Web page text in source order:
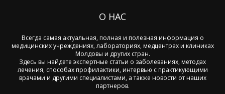
О НАС
Всегда самая актуальная, полная и полезная информация о
медицинских учреждениях, лабораториях, медцентрах и клиниках
Молдовы и других стран.
Здесь вы найдете экспертные статьи о заболеваниях, методах
лечения, способах профилактики, интервью с практикующими
врачами и другими специалистами, а также новости от наших
партнеров.